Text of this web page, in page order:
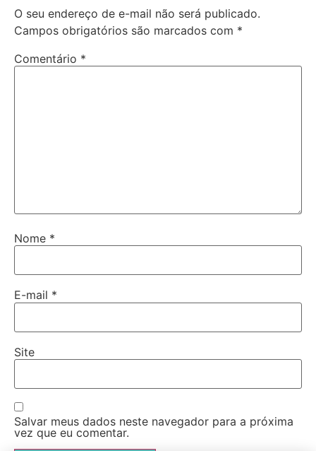
O seu endereço de e-mail não será publicado.
Campos obrigatórios são marcados com *
Comentário *
Nome *
E-mail *
Site
Salvar meus dados neste navegador para a próxima
vez que eu comentar.